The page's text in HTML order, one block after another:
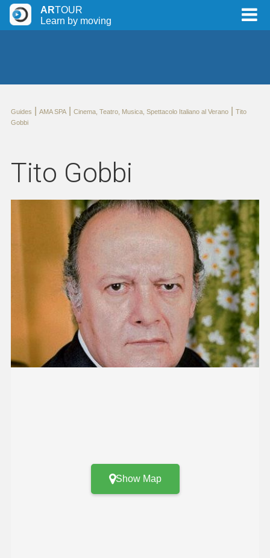
ARTOUR
Learn by moving
Guides AMA SPA| Cinema, Teatro, Musica, Spettacolo Italiano al Verano|
Tito
Gobbi
Tito Gobbi
Show Map